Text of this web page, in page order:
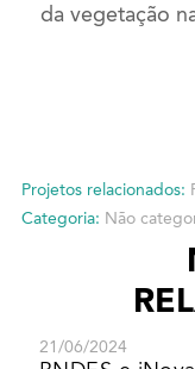
da vegetação
Projetos relacionados:
Categoria: Não
21/06/2024